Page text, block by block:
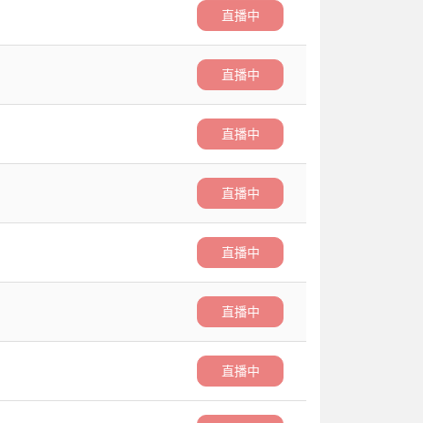
直播中
直播中
直播中
直播中
直播中
直播中
直播中